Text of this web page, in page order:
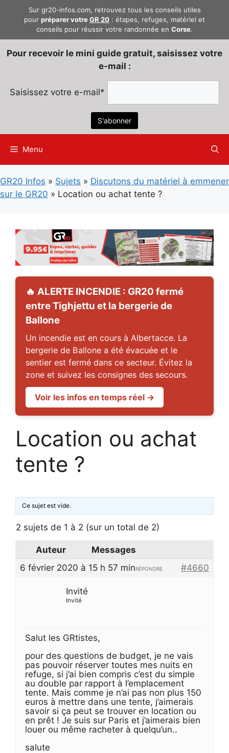
Sur gr20-infos.com, retrouvez tous les conseils utiles
pour préparer votreGR 20 : étapes, refuges, matériel et
conseils pour réussir votre randonnée en Corse.
Pour recevoir le mini guide gratuit, saisissez votre
e-mail :
Saisissez votre e-mail*
Menu
GR20 Infos » Sujets » Discutons du matériel à emmener
sur le GR20 » Location ou achat tente ?
🔥 ALERTE INCENDIE : GR20 fermé
entre Tighjettu et la bergerie de
Ballone
Un incendie est en cours à Albertacce. La
bergerie de Ballone a été évacuée et le
sentier est fermé dans ce secteur. Évitez la
zone et suivez les consignes des secours.
Voir les infos en temps réel →
Location ou achat
tente ?
Ce sujet est vide.
2 sujets de 1 à 2 (sur un total de 2)
Auteur
Messages
6 février 2020 à 15 h 57 min
#4660
RÉPONDRE
Invité
Invité
Salut les GRtistes,
pour des questions de budget, je ne vais
pas pouvoir réserver toutes mes nuits en
refuge, si j’ai bien compris c’est du simple
au double par rapport à l’emplacement
tente. Mais comme je n’ai pas non plus 150
euros à mettre dans une tente, j’aimerais
savoir si ça peut se trouver en location ou
en prêt ! Je suis sur Paris et j’aimerais bien
louer ou même racheter à quelqu’un..
salute